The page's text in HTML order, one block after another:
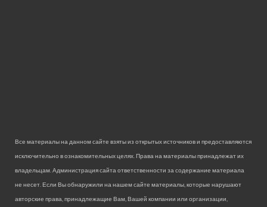
Все материалы на данном сайте взяты из открытых источников и предоставляются
исключительно в ознакомительных целях. Права на материалы принадлежат их
владельцам. Администрация сайта ответственности за содержание материала
не несет. Если Вы обнаружили на нашем сайте материалы, которые нарушают
авторские права, принадлежащие Вам, Вашей компании или организации,